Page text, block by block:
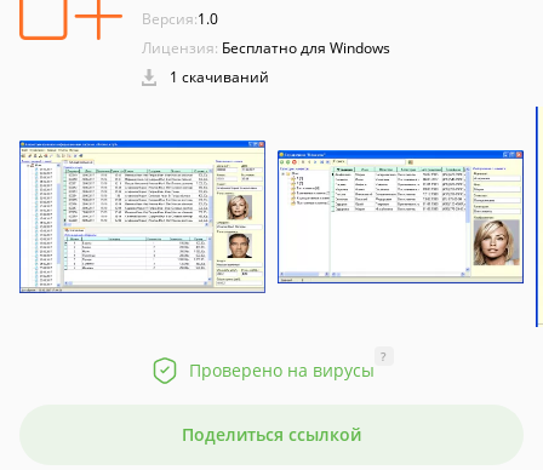
Версия:1.0
Лицензия: Бесплатно для Windows
1 скачиваний
Проверено на вирусы
?
Поделиться ссылкой